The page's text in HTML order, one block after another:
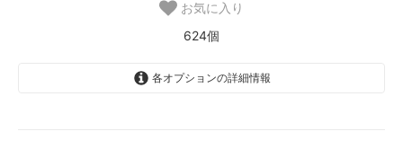
お気に入り
624個
各オプションの詳細情報